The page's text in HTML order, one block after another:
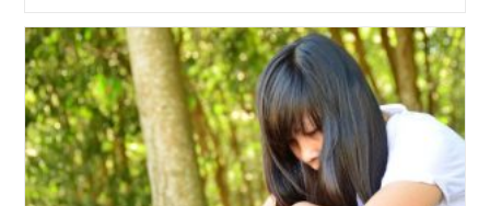
Jevons
O
Por
Qué
Más
Eficiencia
No
Siempre
Reduce
El